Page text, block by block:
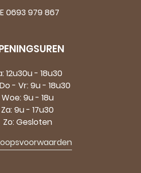
0693 979 867
12u30u - 18u30
- Vr: 9u - 18u30
Woe: 9u - 18u
Za: 9u - 17u30
Zo: Gesloten